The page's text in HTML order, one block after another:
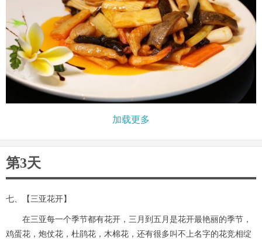
加载更多
第3天
七、【三亚花开】
在三亚每一个季节都有花开，三月到五月是花开最艳丽的季节，
鸡蛋花，炮仗花，杜鹃花，木棉花，还有很多叫不上名字的花竞相绽